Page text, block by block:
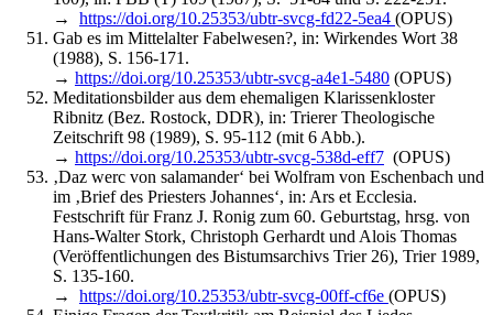
→ https://doi.org/10.25353/ubtr-svcg-fd22-5ea4 (OPUS)
Gab es im Mittelalter Fabelwesen?, in: Wirkendes Wort 38
(1988), S. 156-171.
→ https://doi.org/10.25353/ubtr-svcg-a4e1-5480 (OPUS)
Meditationsbilder aus dem ehemaligen Klarissenkloster
Ribnitz (Bez. Rostock, DDR), in: Trierer Theologische
Zeitschrift 98 (1989), S. 95-112 (mit 6 Abb.).
→ https://doi.org/10.25353/ubtr-svcg-538d-eff7 (OPUS)
‚Daz werc von salamander‘ bei Wolfram von Eschenbach und
im ‚Brief des Priesters Johannes‘, in: Ars et Ecclesia.
Festschrift für Franz J. Ronig zum 60. Geburtstag, hrsg. von
Hans-Walter Stork, Christoph Gerhardt und Alois Thomas
(Veröffentlichungen des Bistumsarchivs Trier 26), Trier 1989,
S. 135-160.
→ https://doi.org/10.25353/ubtr-svcg-00ff-cf6e (OPUS)